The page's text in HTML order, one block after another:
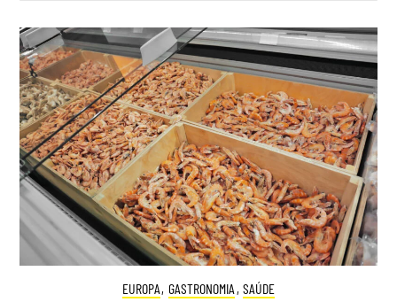
EUROPA, GASTRONOMIA , SAÚDE